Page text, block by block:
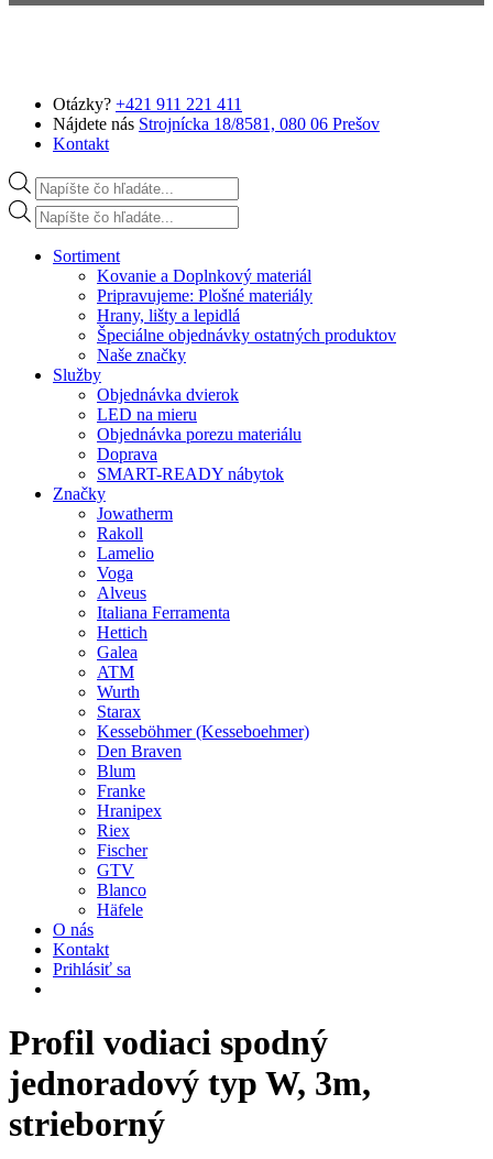
Otázky? +421 911 221 411
Nájdete nás Strojnícka 18/8581, 080 06 Prešov
Kontakt
Products search
Products search
Sortiment
Kovanie a Doplnkový materiál
Pripravujeme: Plošné materiály
Hrany, lišty a lepidlá
Špeciálne objednávky ostatných produktov
Naše značky
Služby
Objednávka dvierok
LED na mieru
Objednávka porezu materiálu
Doprava
SMART-READY nábytok
Značky
Jowatherm
Rakoll
Lamelio
Voga
Alveus
Italiana Ferramenta
Hettich
Galea
ATM
Wurth
Starax
Kesseböhmer (Kesseboehmer)
Den Braven
Blum
Franke
Hranipex
Riex
Fischer
GTV
Blanco
Häfele
O nás
Kontakt
Prihlásiť sa
Profil vodiaci spodný
jednoradový typ W, 3m,
strieborný